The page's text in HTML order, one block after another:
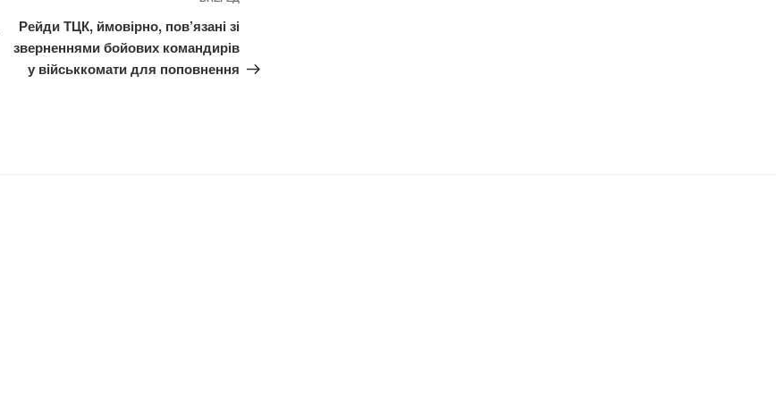
Рейди ТЦК, ймовірно, пов’язані зі
зверненнями бойових командирів
у військкомати для поповнення